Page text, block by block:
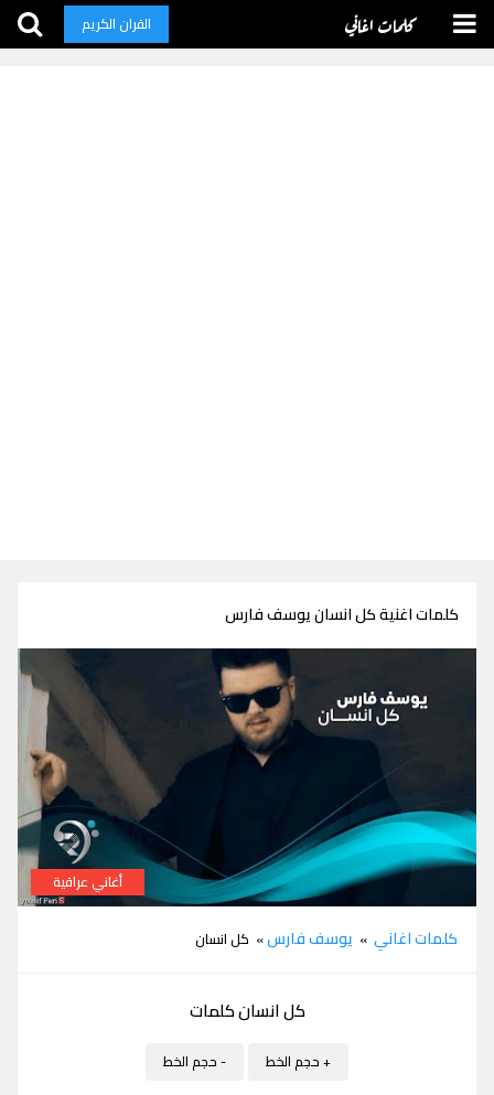
كلمات اغاني القران الكريم
كلمات اغنية كل انسان يوسف فارس
أغاني عراقية
كلمات اغاني » يوسف فارس» كل انسان
كل انسان كلمات
+ حجم الخط - حجم الخط